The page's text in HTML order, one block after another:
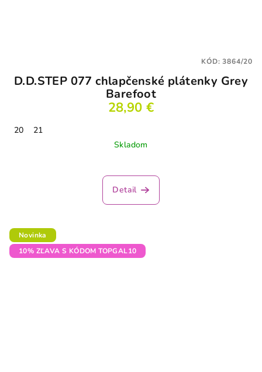
D.D.STEP 077 chlapčenské plátenky Grey
Barefoot
28,90 €
20
21
Skladom
Detail
KÓD:3864/20
Novinka
10% ZĽAVA S KÓDOM TOPGAL10